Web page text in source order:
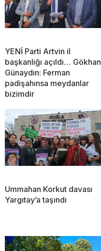
YENİ Parti Artvin il
başkanlığı açıldı… Gökhan
Günaydın: Ferman
padişahınsa meydanlar
bizimdir
Ummahan Korkut davası
Yargıtay’a taşındı